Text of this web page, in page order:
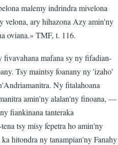
malemy indrindra mivelona
velona, ary hihazona Azy amin'ny
oviana.» TMF, t. 116.
fivavahana mafana sy ny fifadian-
Tsy maintsy foanany ny 'izaho'
Ny fitalahoana
amin'ny alalan'ny finoana, —
fiankinana tanteraka
tsy misy fepetra ho amin'ny
hitondra ny tanampian'ny Fanahy